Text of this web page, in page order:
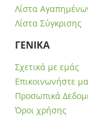
Λίστα
Λίστα Σύγκρισης
ΓΕΝΙΚΑ
Σχετικά με εμάς
Επικοινωνήστε
Προσωπικά
Όροι χρήσης